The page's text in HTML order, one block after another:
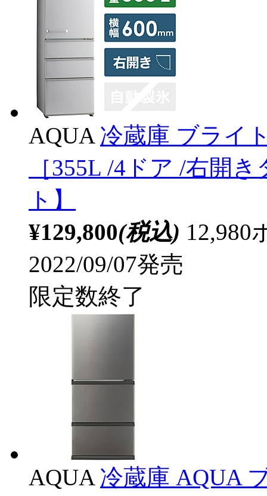
AQUA 冷蔵庫 ブライ
［355L /4ドア /右開
ト】
¥129,800(税込) 12,980
2022/09/07発売
限定数終了
AQUA 冷蔵庫 AQUA